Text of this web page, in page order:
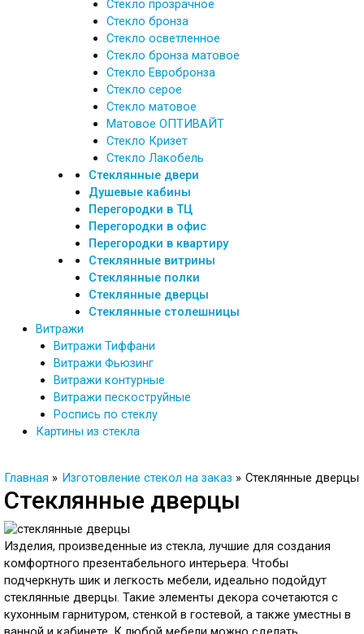
Стекло прозрачное
Стекло бронза
Стекло осветленное
Стекло бронза матовое
Стекло Евробронза
Стекло серое
Стекло матовое
Матовое ОПТИВАЙТ
Стекло Кризет
Стекло Лакобель
Стеклянные двери
Душевые кабины
Перегородки в ТЦ
Перегородки в офис
Перегородки в квартиру
Стеклянные витрины
Стеклянные полки
Стеклянные дверцы
Стеклянные столешницы
Витражи
Витражи Тиффани
Витражи Фьюзинг
Витражи контурные
Витражи пескоструйные
Роспись по стеклу
Картины из стекла
Главная Изготовление стекол на заказ Стеклянные дверцы
Стеклянные дверцы
Изделия, произведенные из стекла, лучшие для создания
комфортного презентабельного интерьера. Чтобы
подчеркнуть шик и легкость мебели, идеально подойдут
стеклянные дверцы. Такие элементы декора сочетаются с
кухонным гарнитуром, стенкой в гостевой, а также уместны в